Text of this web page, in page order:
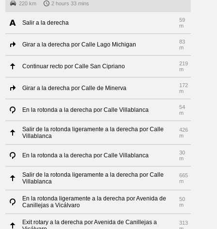
220 km 2 hours 33 mins
Salir a la derecha
59
m
Girar a la derecha por Calle Lago Michigan
83
m
Continuar recto por Calle San Cipriano
219
m
Girar a la derecha por Calle de Minerva
172
m
En la rotonda a la derecha por Calle Villablanca
54
m
Salir de la rotonda ligeramente a la derecha por Calle
Villablanca
426
m
En la rotonda a la derecha por Calle Villablanca
30
m
Salir de la rotonda ligeramente a la derecha por Calle
Villablanca
665
m
En la rotonda ligeramente a la derecha por Avenida de
Canillejas a Vicálvaro
50
m
Exit rotary a la derecha por Avenida de Canillejas a
313